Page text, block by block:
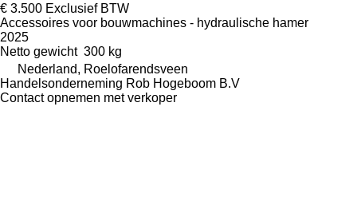
€ 3.500 Exclusief BTW
Accessoires voor bouwmachines - hydraulische hamer
2025
Netto gewicht 300 kg
Nederland, Roelofarendsveen
Handelsonderneming Rob Hogeboom B.V
Contact opnemen met verkoper